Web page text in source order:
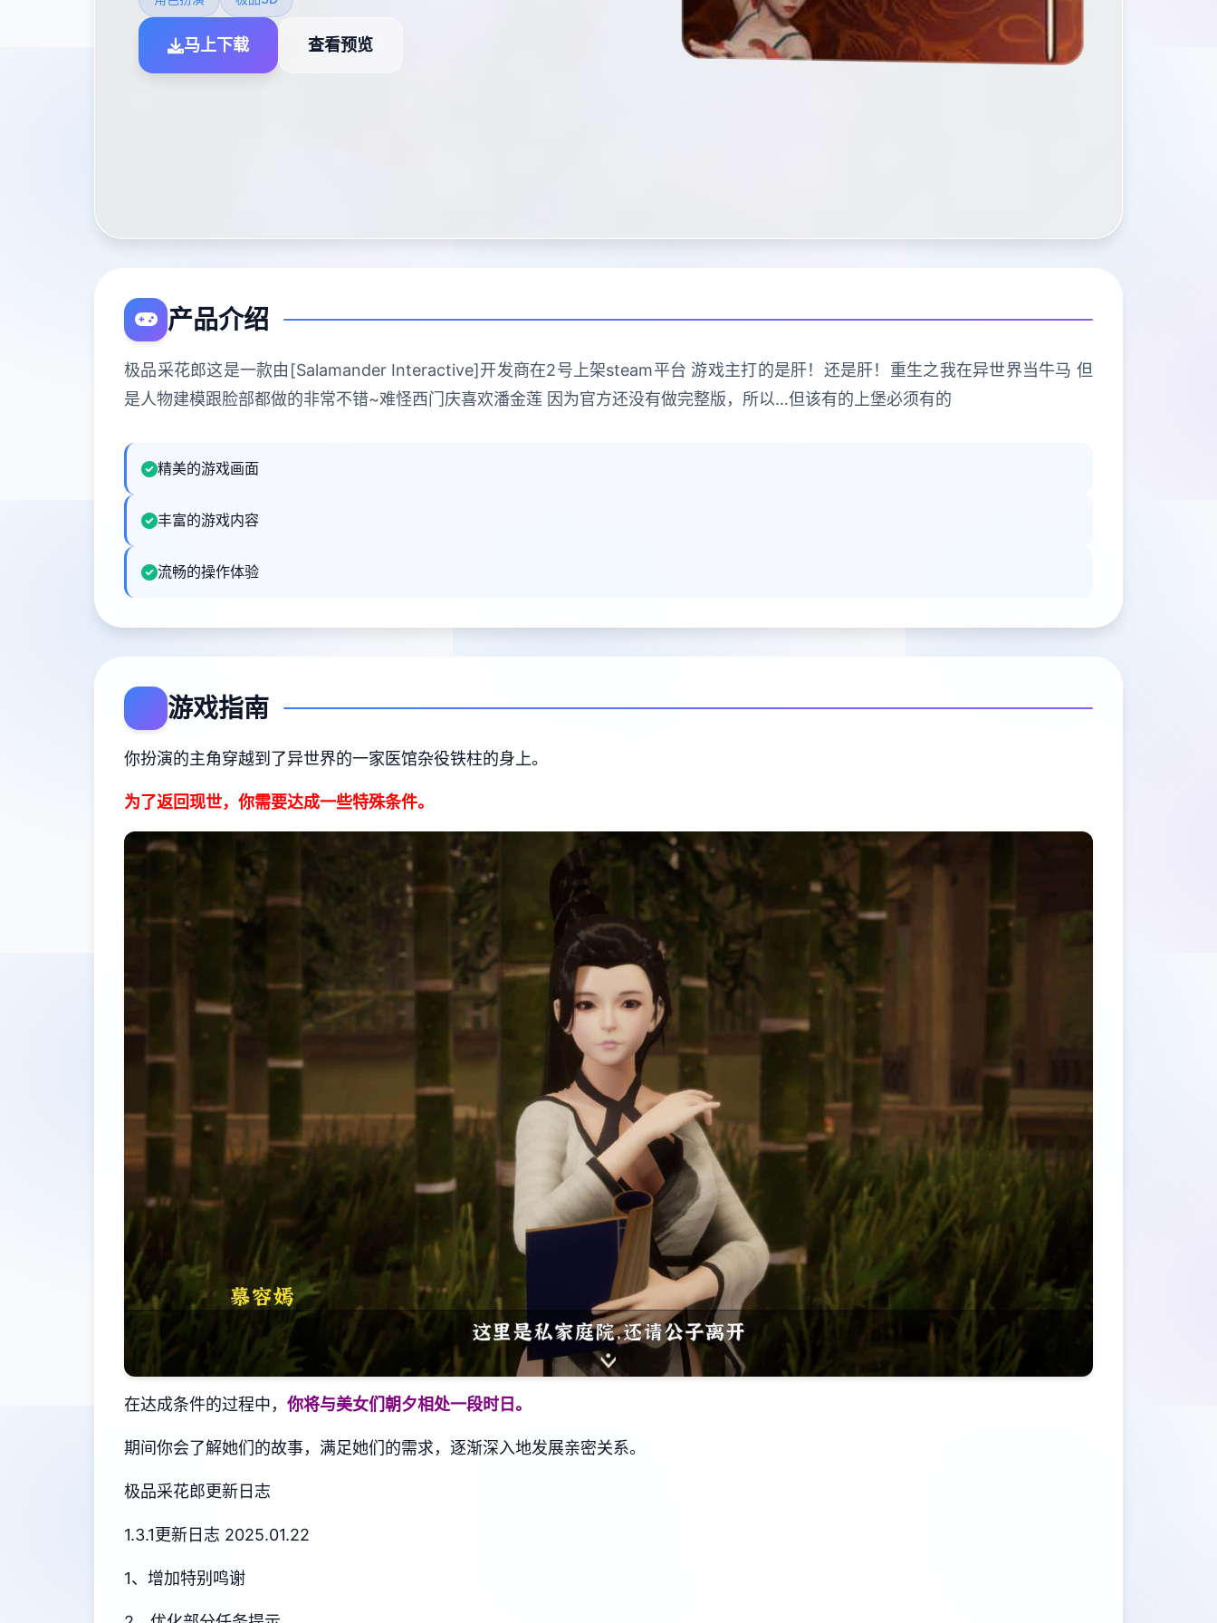
马上下载 查看预览
产品介绍
极品采花郎这是一款由[Salamander Interactive]开发商在2号上架steam平台 游戏主打的是肝！还是肝！重生之我在异世界当牛马 但
是人物建模跟脸部都做的非常不错~难怪西门庆喜欢潘金莲 因为官方还没有做完整版，所以…但该有的上堡必须有的
精美的游戏画面
丰富的游戏内容
流畅的操作体验
游戏指南
你扮演的主角穿越到了异世界的一家医馆杂役铁柱的身上。
为了返回现世，你需要达成一些特殊条件。
在达成条件的过程中， 你将与美女们朝夕相处一段时日。
期间你会了解她们的故事，满足她们的需求，逐渐深入地发展亲密关系。
极品采花郎更新日志
1.3.1更新日志 2025.01.22
1、增加特别鸣谢